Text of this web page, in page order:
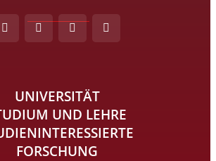
UNIVERSITÄT
UND LEHRE
FORSCHUNG